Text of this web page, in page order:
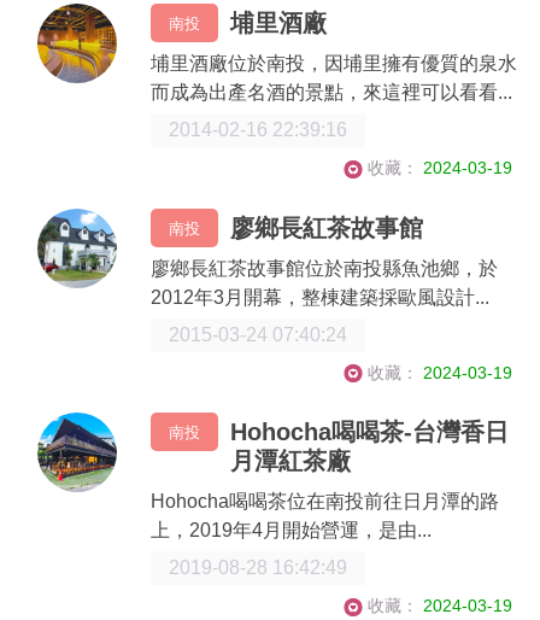
南投 埔里酒廠
埔里酒廠位於南投，因埔里擁有優質的泉水
而成為出產名酒的景點，來這裡可以看看...
2014-02-16 22:39:16
收藏： 2024-03-19
南投 廖鄉長紅茶故事館
廖鄉長紅茶故事館位於南投縣魚池鄉，於
2012年3月開幕，整棟建築採歐風設計...
2015-03-24 07:40:24
收藏： 2024-03-19
南投
Hohocha喝喝茶-台灣香日
月潭紅茶廠
Hohocha喝喝茶位在南投前往日月潭的路
上，2019年4月開始營運，是由...
2019-08-28 16:42:49
收藏： 2024-03-19